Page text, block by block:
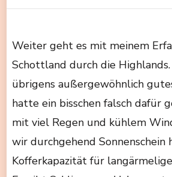
Weiter geht es mit meinem
Schottland durch die
übrigens außergewöhnlich
hatte ein bisschen falsch dafür
mit viel Regen und kühlem
wir durchgehend Sonnenschein
Kofferkapazität für